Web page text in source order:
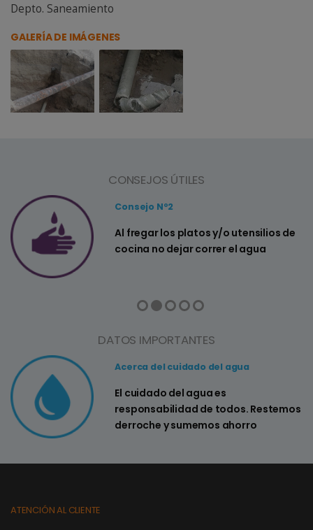
Depto. Saneamiento
GALERÍA DE IMÁGENES
CONSEJOS ÚTILES
Consejo Nº2
Al fregar los platos y/o utensilios de
cocina no dejar correr el agua
DATOS IMPORTANTES
Acerca del cuidado del agua
El cuidado del agua es
responsabilidad de todos. Restemos
derroche y sumemos ahorro
ATENCIÓN AL CLIENTE